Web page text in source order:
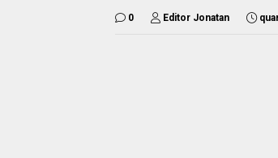
0 Editor Jonatan